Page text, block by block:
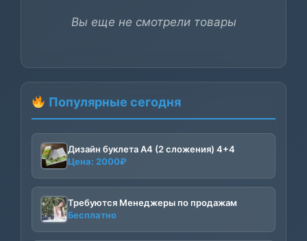
Вы еще не смотрели товары
Популярные сегодня
Дизайн буклета А4 (2 сложения) 4+4
Цена: 2000₽
Требуются Менеджеры по продажам
Бесплатно